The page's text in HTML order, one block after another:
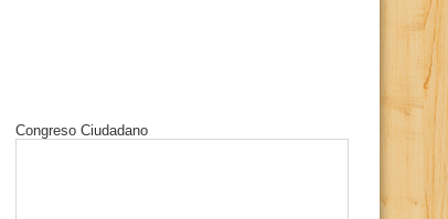
Congreso Ciudadano